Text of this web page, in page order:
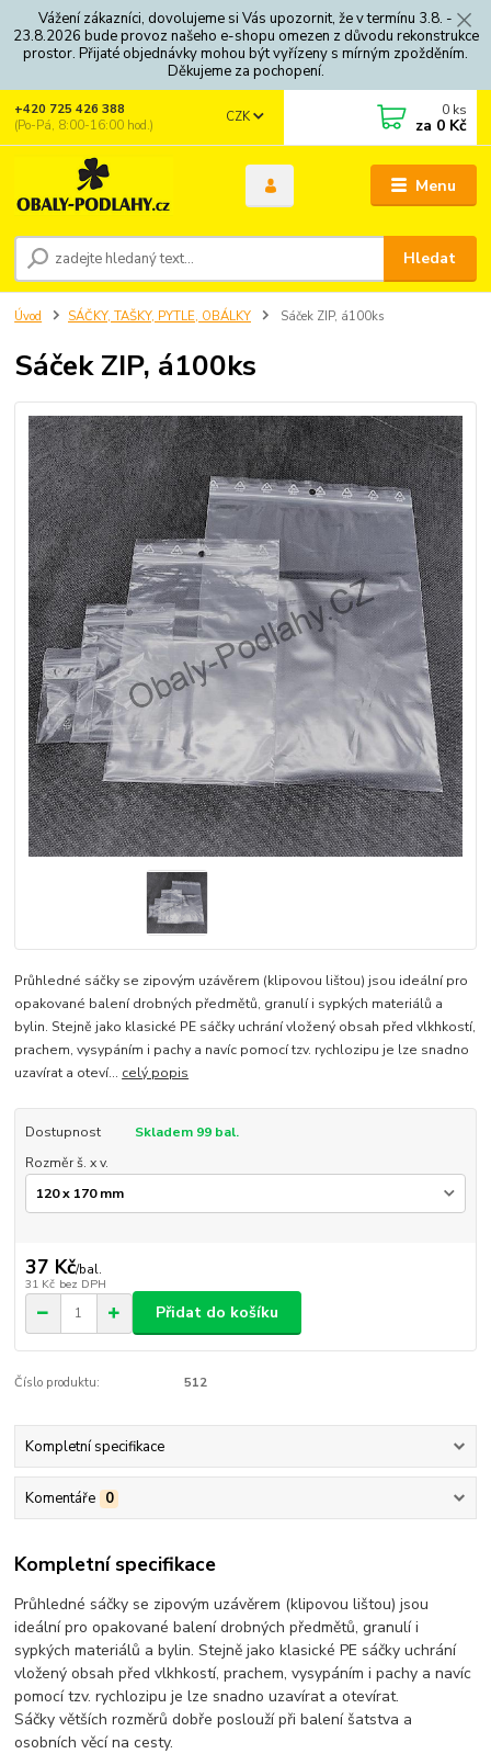
Vážení zákazníci, dovolujeme si Vás upozornit, že v termínu 3.8. -
23.8.2026 bude provoz našeho e-shopu omezen z důvodu rekonstrukce
prostor. Přijaté objednávky mohou být vyřízeny s mírným zpožděním.
Děkujeme za pochopení.
Menu
CZK
Hledat
+420 725 426 388
(Po-Pá, 8:00-16:00 hod.)
0 ks
za 0 Kč
Úvod SÁČKY, TAŠKY, PYTLE, OBÁLKY Sáček ZIP, á100ks
Sáček ZIP, á100ks
Průhledné sáčky se zipovým uzávěrem (klipovou lištou) jsou ideální pro
opakované balení drobných předmětů, granulí i sypkých materiálů a
bylin. Stejně jako klasické PE sáčky uchrání vložený obsah před vlkhkostí,
prachem, vysypáním i pachy a navíc pomocí tzv. rychlozipu je lze snadno
uzavírat a oteví... celý popis
Dostupnost
Skladem 99 bal.
Rozměr š. x v.
37 Kč/bal.
31 Kč bez DPH
Přidat do košíku
Číslo produktu: 512
Kompletní specifikace
Komentáře 0
Kompletní specifikace
Průhledné sáčky se zipovým uzávěrem (klipovou lištou) jsou
ideální pro opakované balení drobných předmětů, granulí i
sypkých materiálů a bylin. Stejně jako klasické PE sáčky uchrání
vložený obsah před vlkhkostí, prachem, vysypáním i pachy a navíc
pomocí tzv. rychlozipu je lze snadno uzavírat a otevírat.
Sáčky větších rozměrů dobře poslouží při balení šatstva a
osobních věcí na cesty.